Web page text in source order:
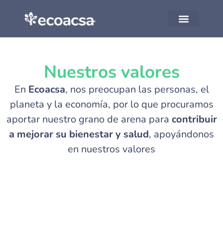
Nuestros valores
En Ecoacsa, nos preocupan las personas, el
planeta y la economía, por lo que procuramos
aportar nuestro grano de arena para contribuir
a mejorar su bienestar y salud, apoyándonos
en nuestros valores